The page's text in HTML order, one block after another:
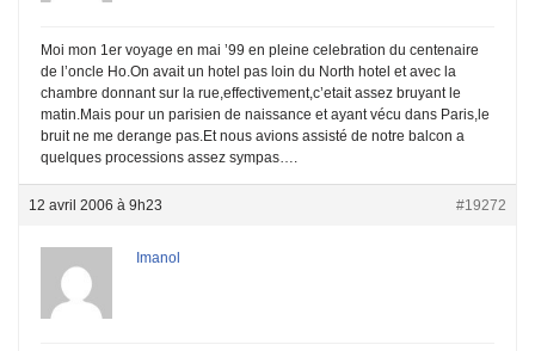
Moi mon 1er voyage en mai ’99 en pleine celebration du centenaire
de l’oncle Ho.On avait un hotel pas loin du North hotel et avec la
chambre donnant sur la rue,effectivement,c’etait assez bruyant le
matin.Mais pour un parisien de naissance et ayant vécu dans Paris,le
bruit ne me derange pas.Et nous avions assisté de notre balcon a
quelques processions assez sympas….
12 avril 2006 à 9h23 #19272
Imanol